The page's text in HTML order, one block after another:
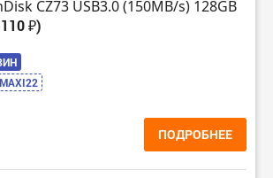
CZ73 USB3.0 (150MB/s) 128GB
₽)
ПОДРОБНЕЕ